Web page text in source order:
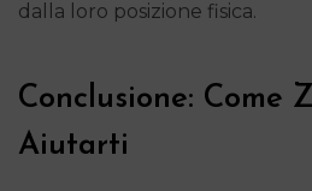
dalla loro posizione fisica.
Conclusione: Come
Aiutarti